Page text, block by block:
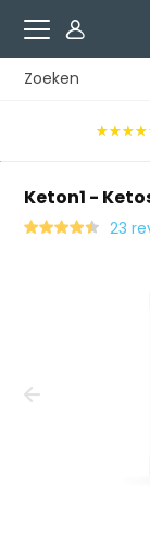
Keton1 -
23